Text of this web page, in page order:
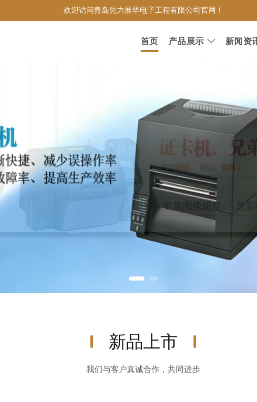
欢迎访问青岛先力展华电子工程有限公司官网！
首页 产品展示 新闻资
新品上市
我们与客户真诚合作，共同进步